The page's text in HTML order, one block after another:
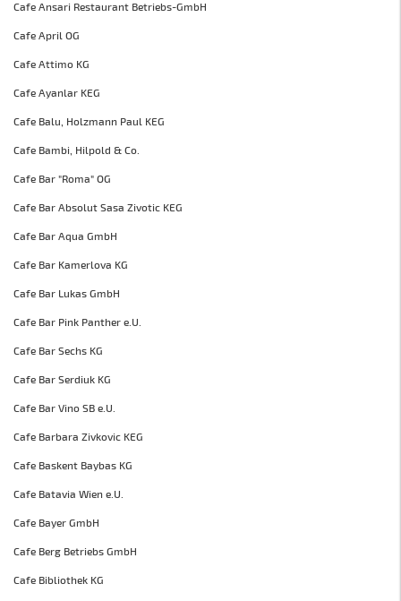
Cafe Ansari Restaurant Betriebs-GmbH
Cafe April OG
Cafe Attimo KG
Cafe Ayanlar KEG
Cafe Balu, Holzmann Paul KEG
Cafe Bambi, Hilpold & Co.
Cafe Bar "Roma" OG
Cafe Bar Absolut Sasa Zivotic KEG
Cafe Bar Aqua GmbH
Cafe Bar Kamerlova KG
Cafe Bar Lukas GmbH
Cafe Bar Pink Panther e.U.
Cafe Bar Sechs KG
Cafe Bar Serdiuk KG
Cafe Bar Vino SB e.U.
Cafe Barbara Zivkovic KEG
Cafe Baskent Baybas KG
Cafe Batavia Wien e.U.
Cafe Bayer GmbH
Cafe Berg Betriebs GmbH
Cafe Bibliothek KG